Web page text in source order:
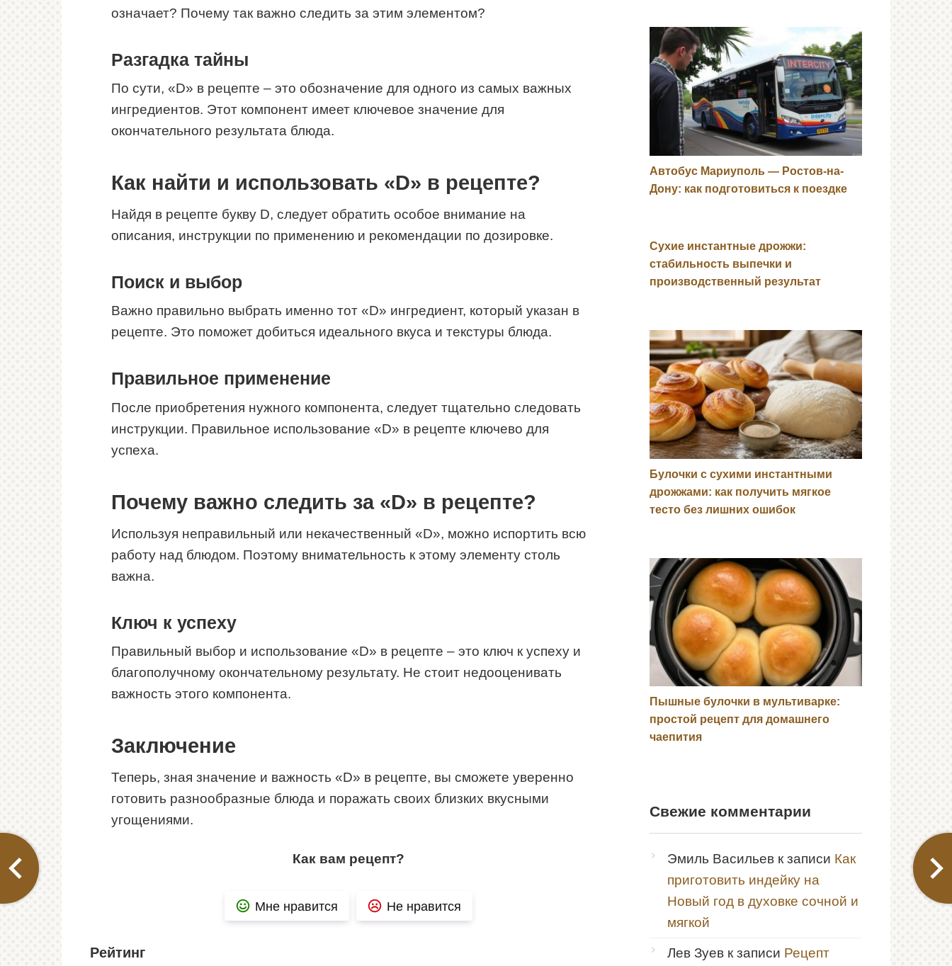
означает? Почему так важно следить за этим элементом?
Разгадка тайны
По сути, «D» в рецепте – это обозначение для одного из самых важных
ингредиентов. Этот компонент имеет ключевое значение для
окончательного результата блюда.
Как найти и использовать «D» в рецепте?
Найдя в рецепте букву D, следует обратить особое внимание на
описания, инструкции по применению и рекомендации по дозировке.
Поиск и выбор
Важно правильно выбрать именно тот «D» ингредиент, который указан в
рецепте. Это поможет добиться идеального вкуса и текстуры блюда.
Правильное применение
После приобретения нужного компонента, следует тщательно следовать
инструкции. Правильное использование «D» в рецепте ключево для
успеха.
Почему важно следить за «D» в рецепте?
Используя неправильный или некачественный «D», можно испортить всю
работу над блюдом. Поэтому внимательность к этому элементу столь
важна.
Ключ к успеху
Правильный выбор и использование «D» в рецепте – это ключ к успеху и
благополучному окончательному результату. Не стоит недооценивать
важность этого компонента.
Заключение
Теперь, зная значение и важность «D» в рецепте, вы сможете уверенно
готовить разнообразные блюда и поражать своих близких вкусными
угощениями.
Как вам рецепт?
Мне нравится Не нравится
Рейтинг
Автобус Мариуполь — Ростов-на-
Дону: как подготовиться к поездке
Сухие инстантные дрожжи:
стабильность выпечки и
производственный результат
Булочки с сухими инстантными
дрожжами: как получить мягкое
тесто без лишних ошибок
Пышные булочки в мультиварке:
простой рецепт для домашнего
чаепития
Свежие комментарии
Эмиль Васильев к записи Как
приготовить индейку на
Новый год в духовке сочной и
мягкой
Лев Зуев к записи Рецепт